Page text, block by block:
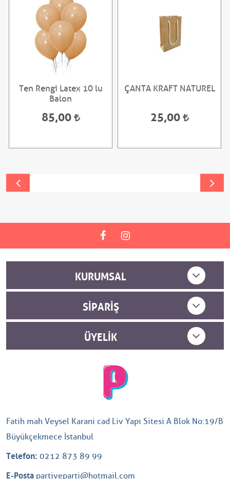
Ten Rengi Latex 10 lu
Balon
85,00
ÇANTA KRAFT NATUREL
25,00
KURUMSAL
SIPARIŞ
ÜYELIK
Fatih mah Veysel Karani cad Liv Yapı Sitesi A Blok No:19/B
Büyükçekmece İstanbul
Telefon: 0212 873 89 99
E-Posta partiveparti@hotmail.com